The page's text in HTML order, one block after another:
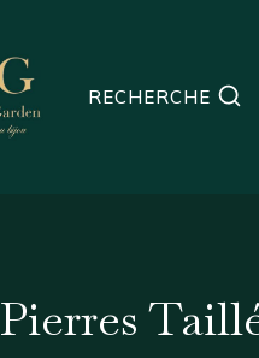
RECHERCHE
Pierres